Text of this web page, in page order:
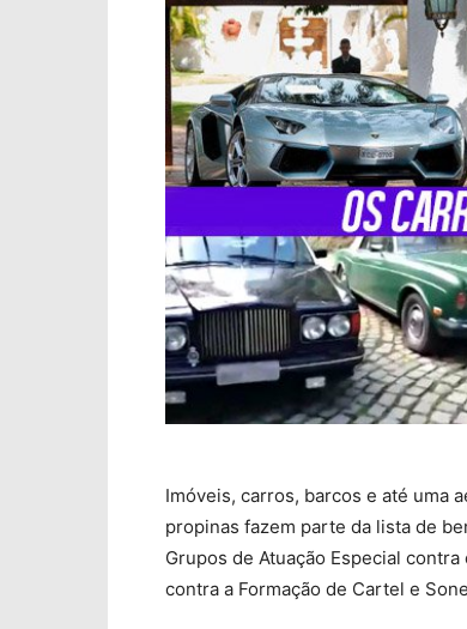
Imóveis, carros, barcos e até uma
propinas fazem parte da lista de
Grupos de Atuação Especial
contra a Formação de Cartel e